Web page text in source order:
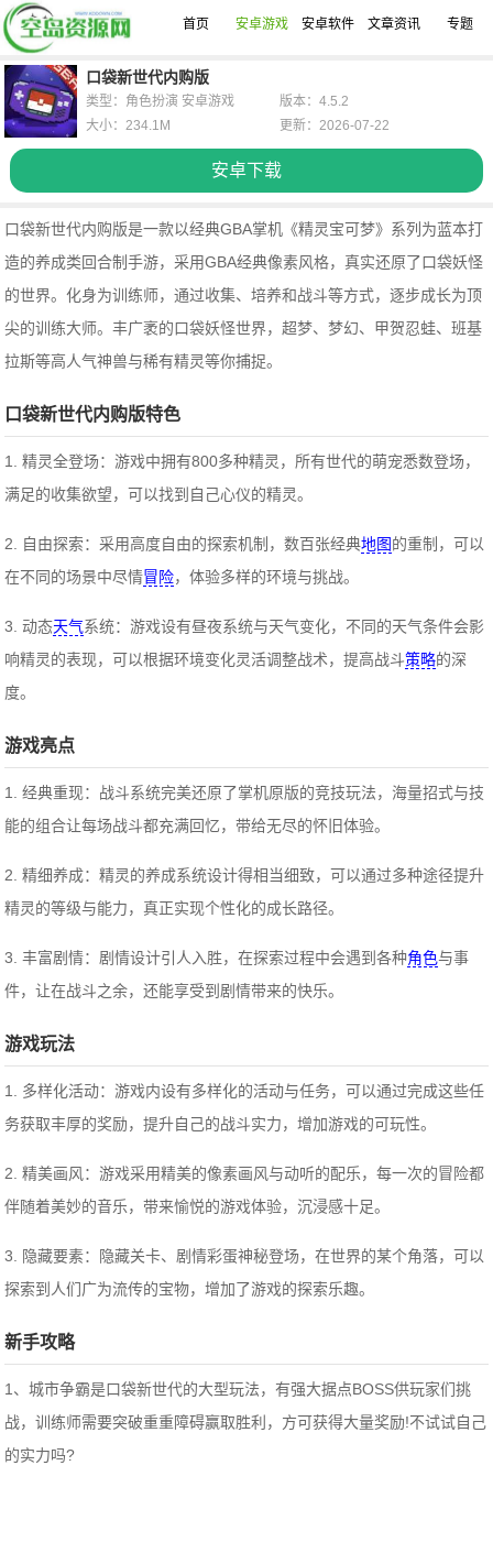
首页 安卓游戏 安卓软件 文章资讯 专题
口袋新世代内购版
安卓下载
类型：角色扮演 安卓游戏
版本：4.5.2
大小：234.1M
更新：2026-07-22
口袋新世代内购版是一款以经典GBA掌机《精灵宝可梦》系列为蓝本打
造的养成类回合制手游，采用GBA经典像素风格，真实还原了口袋妖怪
的世界。化身为训练师，通过收集、培养和战斗等方式，逐步成长为顶
尖的训练大师。丰广袤的口袋妖怪世界，超梦、梦幻、甲贺忍蛙、班基
拉斯等高人气神兽与稀有精灵等你捕捉。
口袋新世代内购版特色
1. 精灵全登场：游戏中拥有800多种精灵，所有世代的萌宠悉数登场，
满足的收集欲望，可以找到自己心仪的精灵。
2. 自由探索：采用高度自由的探索机制，数百张经典地图的重制，可以
在不同的场景中尽情冒险，体验多样的环境与挑战。
3. 动态天气系统：游戏设有昼夜系统与天气变化，不同的天气条件会影
响精灵的表现，可以根据环境变化灵活调整战术，提高战斗策略的深
度。
游戏亮点
1. 经典重现：战斗系统完美还原了掌机原版的竞技玩法，海量招式与技
能的组合让每场战斗都充满回忆，带给无尽的怀旧体验。
2. 精细养成：精灵的养成系统设计得相当细致，可以通过多种途径提升
精灵的等级与能力，真正实现个性化的成长路径。
3. 丰富剧情：剧情设计引人入胜，在探索过程中会遇到各种角色与事
件，让在战斗之余，还能享受到剧情带来的快乐。
游戏玩法
1. 多样化活动：游戏内设有多样化的活动与任务，可以通过完成这些任
务获取丰厚的奖励，提升自己的战斗实力，增加游戏的可玩性。
2. 精美画风：游戏采用精美的像素画风与动听的配乐，每一次的冒险都
伴随着美妙的音乐，带来愉悦的游戏体验，沉浸感十足。
3. 隐藏要素：隐藏关卡、剧情彩蛋神秘登场，在世界的某个角落，可以
探索到人们广为流传的宝物，增加了游戏的探索乐趣。
新手攻略
1、城市争霸是口袋新世代的大型玩法，有强大据点BOSS供玩家们挑
战，训练师需要突破重重障碍赢取胜利，方可获得大量奖励!不试试自己
的实力吗?